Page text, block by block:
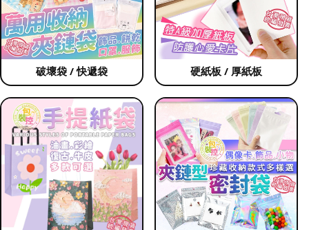
破壞袋 / 快遞袋 硬紙板 / 厚紙板